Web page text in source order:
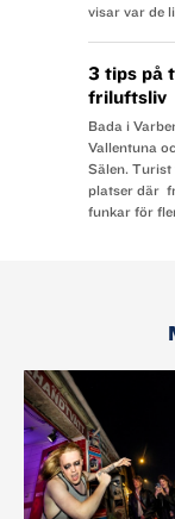
visar var de
3 tips på
friluftsliv
Bada i
Vallentuna
Sälen. Turist
platser där
funkar för